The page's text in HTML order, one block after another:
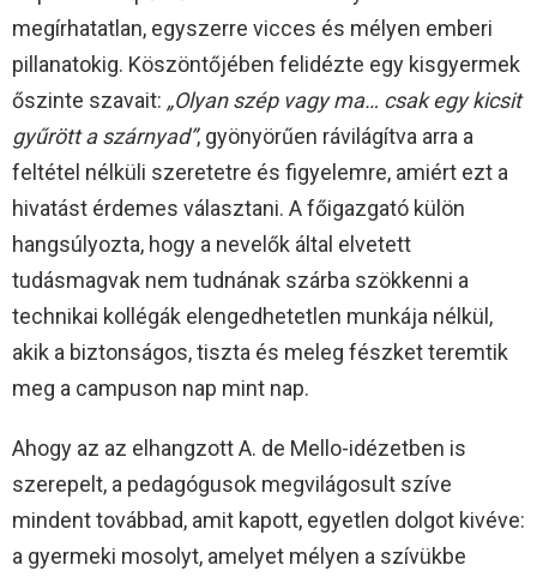
megírhatatlan, egyszerre vicces és mélyen emberi
pillanatokig. Köszöntőjében felidézte egy kisgyermek
őszinte szavait: „Olyan szép vagy ma… csak egy kicsit
gyűrött a szárnyad”, gyönyörűen rávilágítva arra a
feltétel nélküli szeretetre és figyelemre, amiért ezt a
hivatást érdemes választani. A főigazgató külön
hangsúlyozta, hogy a nevelők által elvetett
tudásmagvak nem tudnának szárba szökkenni a
technikai kollégák elengedhetetlen munkája nélkül,
akik a biztonságos, tiszta és meleg fészket teremtik
meg a campuson nap mint nap.
Ahogy az az elhangzott A. de Mello-idézetben is
szerepelt, a pedagógusok megvilágosult szíve
mindent továbbad, amit kapott, egyetlen dolgot kivéve:
a gyermeki mosolyt, amelyet mélyen a szívükbe